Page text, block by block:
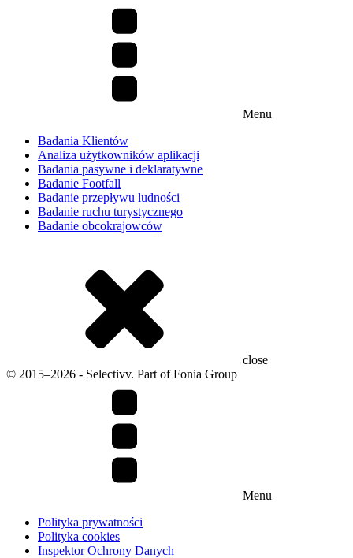
Menu
Badania Klientów
Analiza użytkowników aplikacji
Badania pasywne i deklaratywne
Badanie Footfall
Badanie przepływu ludności
Badanie ruchu turystycznego
Badanie obcokrajowców
close
© 2015–2026 - Selectivv. Part of Fonia Group
Menu
Polityka prywatności
Polityka cookies
Inspektor Ochrony Danych